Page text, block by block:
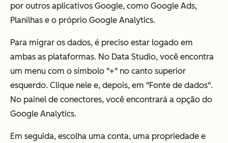
por outros aplicativos Google, como Google Ads,
Planilhas e o próprio Google Analytics.
Para migrar os dados, é preciso estar logado em
ambas as plataformas. No Data Studio, você encontra
um menu com o símbolo "+" no canto superior
esquerdo. Clique nele e, depois, em "Fonte de dados".
No painel de conectores, você encontrará a opção do
Google Analytics.
Em seguida, escolha uma conta, uma propriedade e